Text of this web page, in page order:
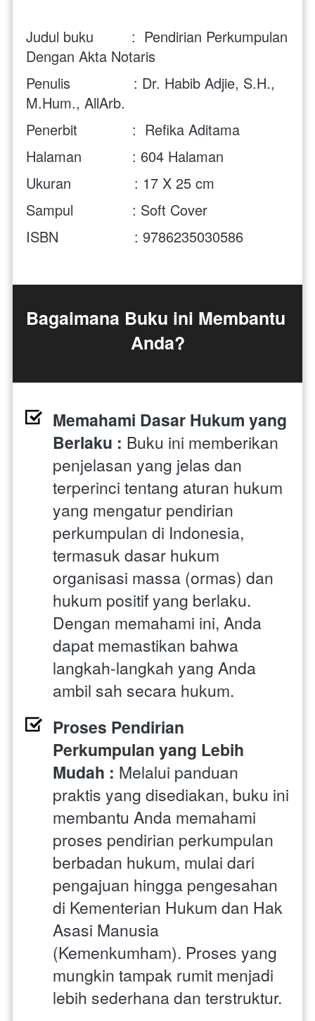
Judul buku         :  Pendirian Perkumpulan
Dengan Akta Notaris
Penulis               : Dr. Habib Adjie, S.H.,
M.Hum., AllArb.
Penerbit             :  Refika Aditama
Halaman            : 604 Halaman
Ukuran               : 17 X 25 cm
Sampul              : Soft Cover
ISBN                  : 9786235030586
Bagaimana Buku ini Membantu
Anda?
Memahami Dasar Hukum yang
Berlaku : Buku ini memberikan
penjelasan yang jelas dan
terperinci tentang aturan hukum
yang mengatur pendirian
perkumpulan di Indonesia,
termasuk dasar hukum
organisasi massa (ormas) dan
hukum positif yang berlaku.
Dengan memahami ini, Anda
dapat memastikan bahwa
langkah-langkah yang Anda
ambil sah secara hukum.
Proses Pendirian
Perkumpulan yang Lebih
Mudah : Melalui panduan
praktis yang disediakan, buku ini
membantu Anda memahami
proses pendirian perkumpulan
berbadan hukum, mulai dari
pengajuan hingga pengesahan
di Kementerian Hukum dan Hak
Asasi Manusia
(Kemenkumham). Proses yang
mungkin tampak rumit menjadi
lebih sederhana dan terstruktur.